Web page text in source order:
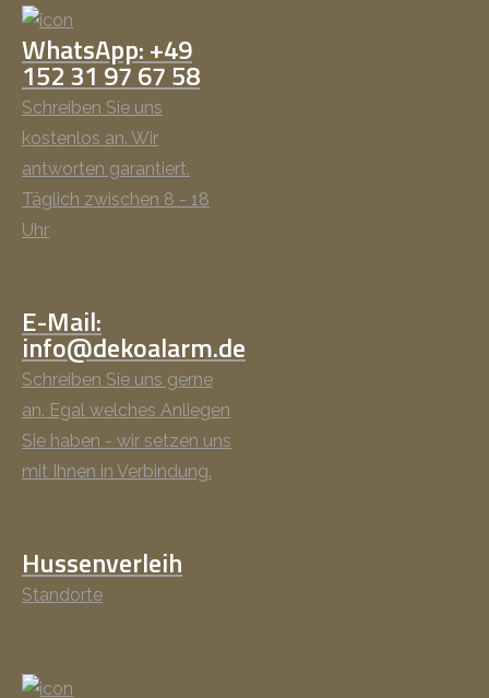
WhatsApp: +49
152 31 97 67 58
Schreiben Sie uns
kostenlos an. Wir
antworten garantiert.
Täglich zwischen 8 - 18
Uhr
E-Mail:
info@dekoalarm.de
Schreiben Sie uns gerne
an. Egal welches Anliegen
Sie haben - wir setzen uns
mit Ihnen in Verbindung.
Hussenverleih
Standorte